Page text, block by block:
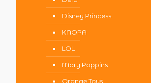
Disney Princess
KNOPA
LOL
Mary Poppins
Orange Toys